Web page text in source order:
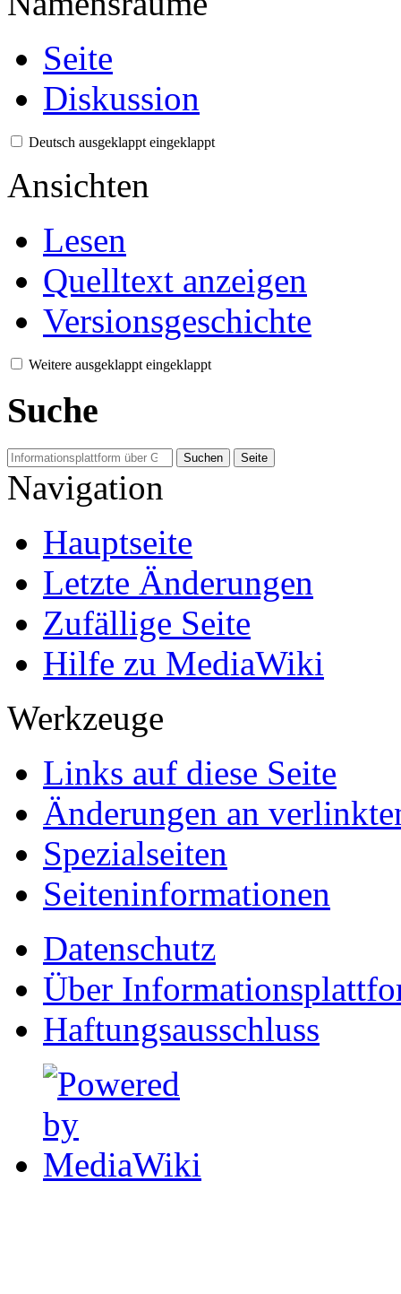
Seite
Diskussion
Deutsch ausgeklappt eingeklappt
Ansichten
Lesen
Quelltext anzeigen
Versionsgeschichte
Weitere ausgeklappt eingeklappt
Suche
Navigation
Hauptseite
Letzte Änderungen
Zufällige Seite
Hilfe zu MediaWiki
Werkzeuge
Links auf diese Seite
Änderungen an
Spezialseiten
Seiten­informationen
Datenschutz
Über
Haftungsausschluss